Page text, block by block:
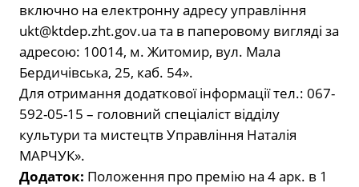
включно на електронну адресу управління
ukt@ktdep.zht.gov.ua та в паперовому вигляді за
адресою: 10014, м. Житомир, вул. Мала
Бердичівська, 25, каб. 54».
Для отримання додаткової інформації тел.: 067-
592-05-15 – головний спеціаліст відділу
культури та мистецтв Управління Наталія
МАРЧУК».
Додаток: Положення про премію на 4 арк. в 1